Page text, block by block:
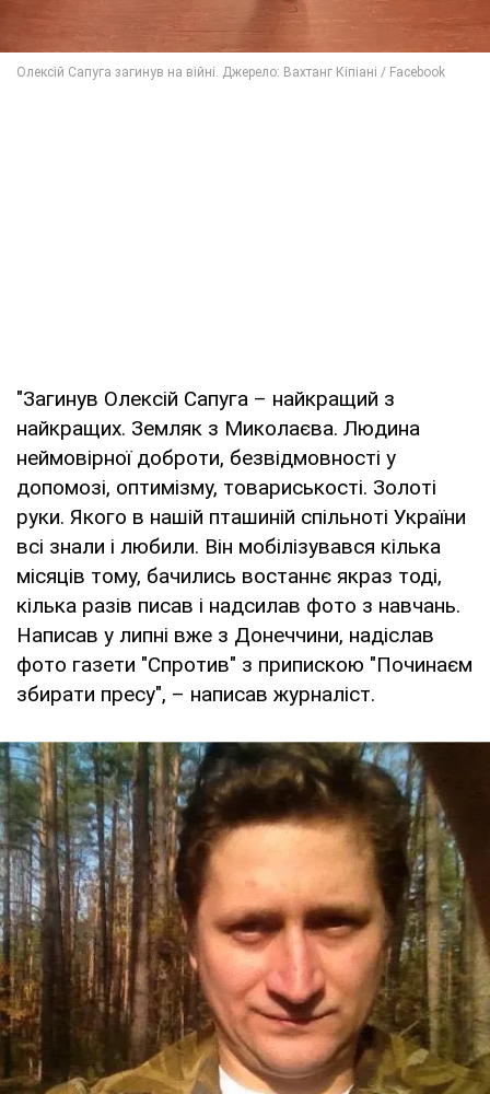
"Загинув Олексій Сапуга – найкращий з
найкращих. Земляк з Миколаєва. Людина
неймовірної доброти, безвідмовності у
допомозі, оптимізму, товариськості. Золоті
руки. Якого в нашій пташиній спільноті України
всі знали і любили. Він мобілізувався кілька
місяців тому, бачились востаннє якраз тоді,
кілька разів писав і надсилав фото з навчань.
Написав у липні вже з Донеччини, надіслав
фото газети "Спротив" з припискою "Починаєм
збирати пресу", – написав журналіст.